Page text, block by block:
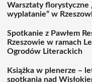
Warsztaty florystyczne
wyplatanie” w
Spotkanie z Pawłem
Rzeszowie w ramach
Ogrodów Literackich
Książka w plenerze –
spotkania nad